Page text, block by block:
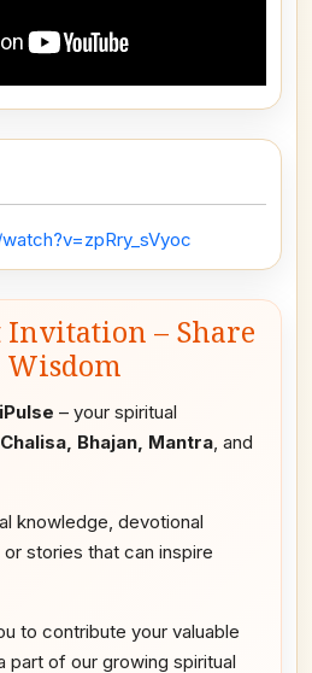
Invitation – Share
– your spiritual
Bhajan, Mantra, and
knowledge, devotional
stories that can inspire
to contribute your valuable
part of our growing spiritual